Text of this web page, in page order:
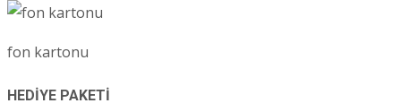
fon kartonu
HEDİYE PAKETİ